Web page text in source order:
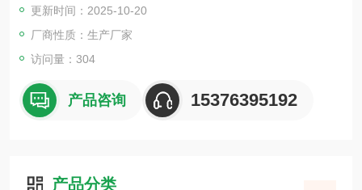
更新时间：2025-10-20
厂商性质：生产厂家
访问量：304
产品咨询 15376395192
产品分类